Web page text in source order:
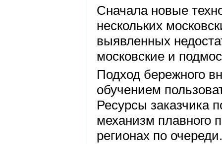
Сначала новые
нескольких
выявленных
московские и
Подход бережного
обучением
Ресурсы заказчика
механизм плавного
регионах по очереди.